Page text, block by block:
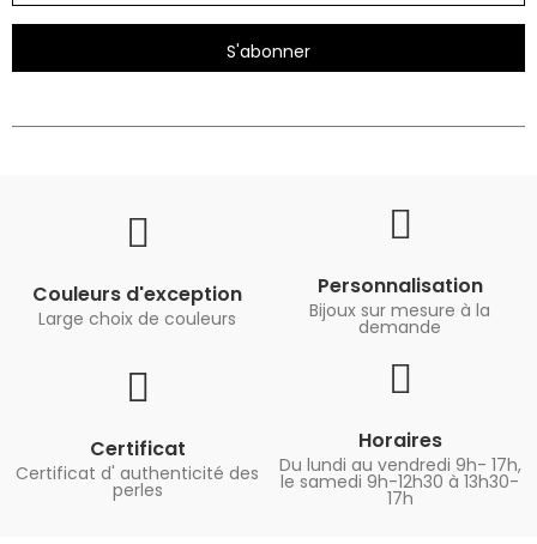
S'abonner
Couleurs d'exception
Large choix de couleurs
Personnalisation
Bijoux sur mesure à la
demande
Certificat
Certificat d' authenticité des
perles
Horaires
Du lundi au vendredi 9h- 17h,
le samedi 9h-12h30 à 13h30-
17h